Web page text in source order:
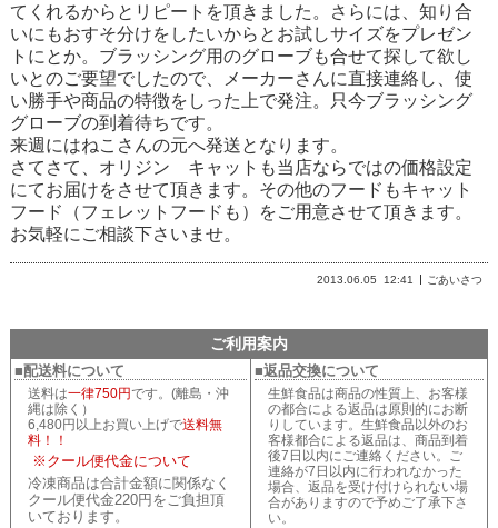
てくれるからとリピートを頂きました。さらには、知り合
いにもおすそ分けをしたいからとお試しサイズをプレゼン
トにとか。ブラッシング用のグローブも合せて探して欲し
いとのご要望でしたので、メーカーさんに直接連絡し、使
い勝手や商品の特徴をしった上で発注。只今ブラッシング
グローブの到着待ちです。
来週にはねこさんの元へ発送となります。
さてさて、オリジン キャットも当店ならではの価格設定
にてお届けをさせて頂きます。その他のフードもキャット
フード（フェレットフードも）をご用意させて頂きます。
お気軽にご相談下さいませ。
2013.06.05 12:41 ごあいさつ
ご利用案内
■配送料について
送料は一律750円です。(離島・沖
縄は除く）
6,480円以上お買い上げで送料無
料！！
※クール便代金について
冷凍商品は合計金額に関係なく
クール便代金220円をご負担頂
いております。
■返品交換について
生鮮食品は商品の性質上、お客様
の都合による返品は原則的にお断
りしています。生鮮食品以外のお
客様都合による返品は、商品到着
後7日以内にご連絡ください。ご
連絡が7日以内に行われなかった
場合、返品を受け付けられない場
合がありますので予めご了承下さ
い。